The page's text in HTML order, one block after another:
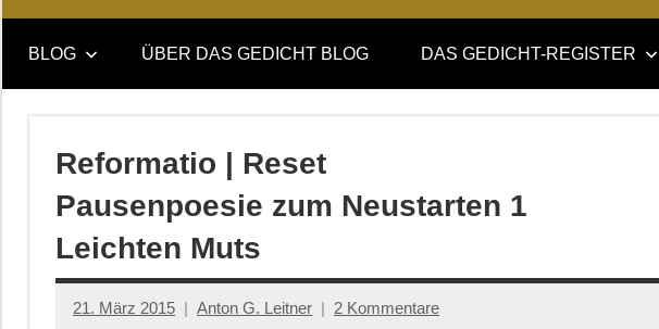
DAS
GEDICHT
blog
DAS
GEDICHT.
Zeitschrift
BLOG ÜBER DAS GEDICHT BLOG DAS GEDICHT-REGISTER
Reformatio | Reset
Pausenpoesie zum Neustarten 1
Leichten Muts
21. März 2015 Anton G. Leitner 2 Kommentare